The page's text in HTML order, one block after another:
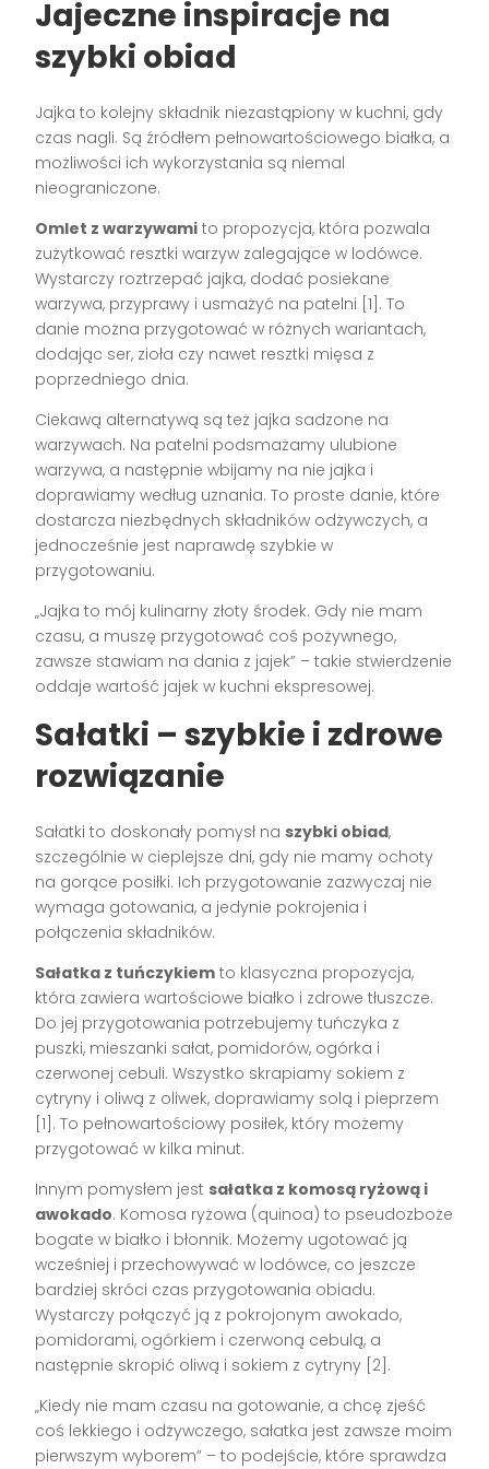
Jajeczne inspiracje na
szybki obiad
Jajka to kolejny składnik niezastąpiony w kuchni, gdy
czas nagli. Są źródłem pełnowartościowego białka, a
możliwości ich wykorzystania są niemal
nieograniczone.
Omlet z warzywami to propozycja, która pozwala
zużytkować resztki warzyw zalegające w lodówce.
Wystarczy roztrzepać jajka, dodać posiekane
warzywa, przyprawy i usmażyć na patelni [1]. To
danie można przygotować w różnych wariantach,
dodając ser, zioła czy nawet resztki mięsa z
poprzedniego dnia.
Ciekawą alternatywą są też jajka sadzone na
warzywach. Na patelni podsmażamy ulubione
warzywa, a następnie wbijamy na nie jajka i
doprawiamy według uznania. To proste danie, które
dostarcza niezbędnych składników odżywczych, a
jednocześnie jest naprawdę szybkie w
przygotowaniu.
„Jajka to mój kulinarny złoty środek. Gdy nie mam
czasu, a muszę przygotować coś pożywnego,
zawsze stawiam na dania z jajek” – takie stwierdzenie
oddaje wartość jajek w kuchni ekspresowej.
Sałatki – szybkie i zdrowe
rozwiązanie
Sałatki to doskonały pomysł na szybki obiad,
szczególnie w cieplejsze dni, gdy nie mamy ochoty
na gorące posiłki. Ich przygotowanie zazwyczaj nie
wymaga gotowania, a jedynie pokrojenia i
połączenia składników.
Sałatka z tuńczykiem to klasyczna propozycja,
która zawiera wartościowe białko i zdrowe tłuszcze.
Do jej przygotowania potrzebujemy tuńczyka z
puszki, mieszanki sałat, pomidorów, ogórka i
czerwonej cebuli. Wszystko skrapiamy sokiem z
cytryny i oliwą z oliwek, doprawiamy solą i pieprzem
[1]. To pełnowartościowy posiłek, który możemy
przygotować w kilka minut.
Innym pomysłem jest sałatka z komosą ryżową i
awokado. Komosa ryżowa (quinoa) to pseudozboże
bogate w białko i błonnik. Możemy ugotować ją
wcześniej i przechowywać w lodówce, co jeszcze
bardziej skróci czas przygotowania obiadu.
Wystarczy połączyć ją z pokrojonym awokado,
pomidorami, ogórkiem i czerwoną cebulą, a
następnie skropić oliwą i sokiem z cytryny [2].
„Kiedy nie mam czasu na gotowanie, a chcę zjeść
coś lekkiego i odżywczego, sałatka jest zawsze moim
pierwszym wyborem” – to podejście, które sprawdza